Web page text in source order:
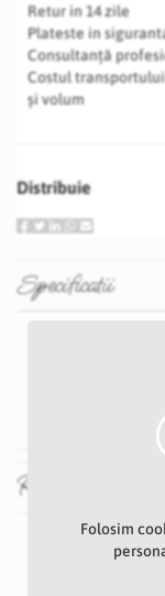
Retur in 14 zile
Plateste in
Consultanță
Costul
și volum
Distribuie
Specificatii
Recenzii
Folosim